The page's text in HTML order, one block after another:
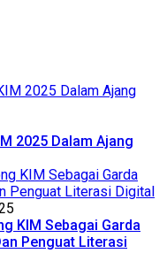
2025 Dalam Ajang
KIM Sebagai Garda
Penguat Literasi